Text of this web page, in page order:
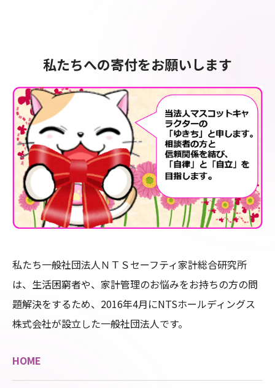
私たちへの寄付をお願いします
私たち一般社団法人ＮＴＳセーフティ家計総合研究所
は、生活困窮者や、家計管理のお悩みをお持ちの方の問
題解決をするため、2016年4月にNTSホールディングス
株式会社が設立した一般社団法人です。
HOME